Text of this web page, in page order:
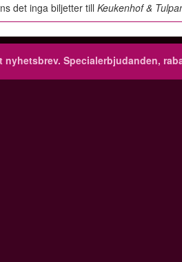
det inga biljetter till Keukenhof &
nyhetsbrev. Specialerbjudanden,